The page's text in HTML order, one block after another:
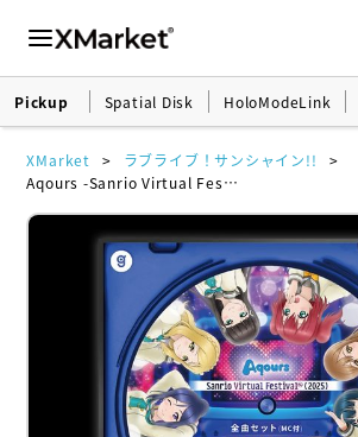
Pickup Spatial Disk HoloModeLink
XMarket
ラブライブ！サンシャイン!!
Aqours -Sanrio Virtual Festival 2025‐SpatialDisk「Love Live! Sunshine!!」 SAMPLE